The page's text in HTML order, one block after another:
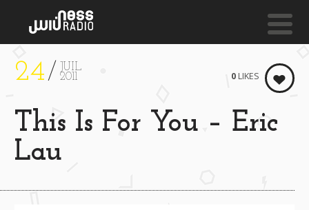
Vanilla
NESS LIVE !
24
JUIL
2011
This Is For You – Eric
Lau
0 LIKES